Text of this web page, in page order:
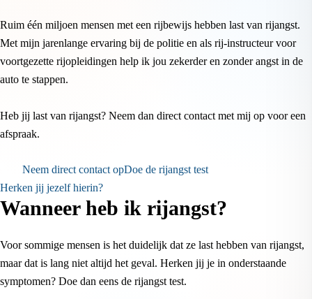
Ruim één miljoen mensen met een rijbewijs hebben last van rijangst.
Met mijn jarenlange ervaring bij de politie en als rij-instructeur voor
voortgezette rijopleidingen help ik jou zekerder en zonder angst in de
auto te stappen.
Heb jij last van rijangst? Neem dan direct contact met mij op voor een
afspraak.
Neem direct contact opDoe de rijangst test
Herken jij jezelf hierin?
Wanneer heb ik rijangst?
Voor sommige mensen is het duidelijk dat ze last hebben van rijangst,
maar dat is lang niet altijd het geval. Herken jij je in onderstaande
symptomen? Doe dan eens de rijangst test.